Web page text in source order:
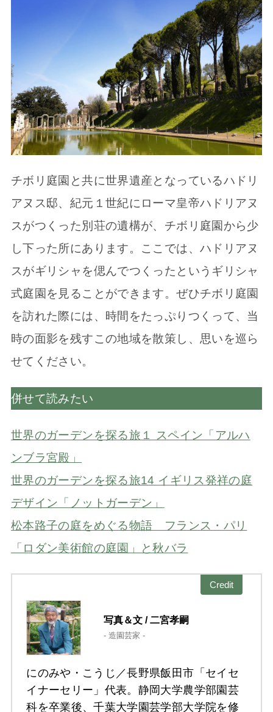
チボリ庭園と共に世界遺産となっているハドリ
アヌス邸、紀元１世紀にローマ皇帝ハドリアヌ
スがつくった別荘の遺構が、チボリ庭園から少
し下った所にあります。ここでは、ハドリアヌ
スがギリシャを偲んでつくったというギリシャ
式庭園を見ることができます。ぜひチボリ庭園
を訪れた際には、時間をたっぷりつくって、当
時の面影を残すこの地域を散策し、思いを巡ら
せてください。
併せて読みたい
世界のガーデンを探る旅１ スペイン「アルハ
ンブラ宮殿」
世界のガーデンを探る旅14 イギリス発祥の庭
デザイン「ノットガーデン」
松本路子の庭をめぐる物語 フランス・パリ
「ロダン美術館の庭園」と秋バラ
Credit
写真＆文 / 二宮孝嗣
- 造園芸家 -
にのみや・こうじ／長野県飯田市「セイセ
イナーセリー」代表。静岡大学農学部園芸
科を卒業後、千葉大学園芸学部大学院を修